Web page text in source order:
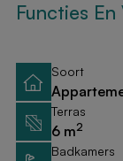
Functies
Soort
Terras
6 m2
Badkamers